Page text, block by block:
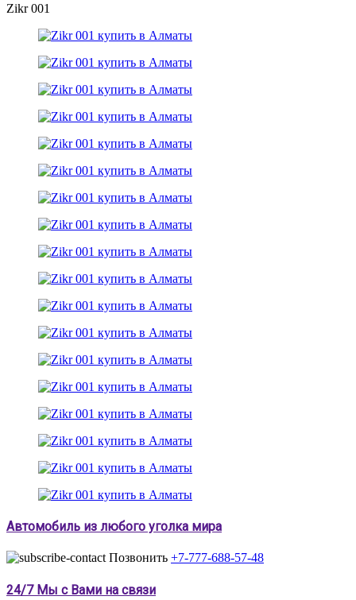
Zikr 001
Автомобиль из любого уголка мира
Позвонить +7-777-688-57-48
24/7 Мы с Вами на связи